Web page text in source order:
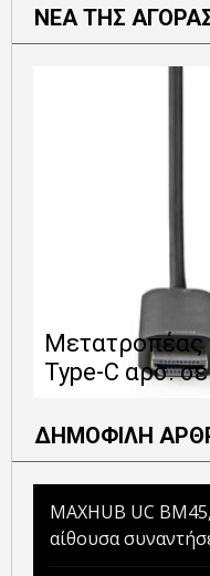
ΝΕΑ ΤΗΣ
Μετατροπέας
Type-C αρσ.
ΔΗΜΟΦΙΛΗ
MAXHUB UC
αίθουσα